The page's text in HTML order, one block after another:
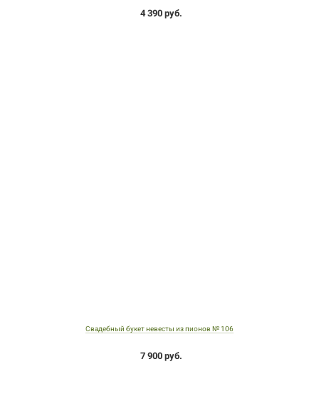
4 390 руб.
Свадебный букет невесты из пионов № 106
7 900 руб.